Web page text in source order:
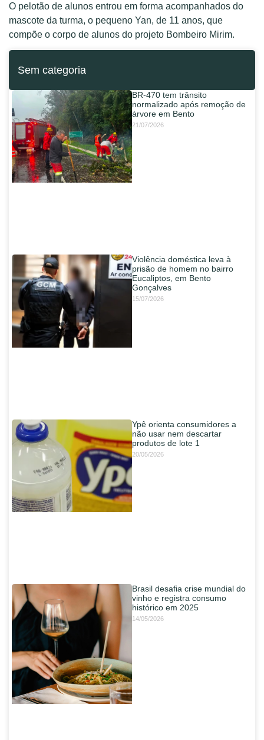
O pelotão de alunos entrou em forma acompanhados do
mascote da turma, o pequeno Yan, de 11 anos, que
compõe o corpo de alunos do projeto Bombeiro Mirim.
Sem categoria
BR-470 tem trânsito
normalizado após remoção de
árvore em Bento
21/07/2026
Violência doméstica leva à
prisão de homem no bairro
Eucaliptos, em Bento
Gonçalves
15/07/2026
Ypê orienta consumidores a
não usar nem descartar
produtos de lote 1
20/05/2026
Brasil desafia crise mundial do
vinho e registra consumo
histórico em 2025
14/05/2026